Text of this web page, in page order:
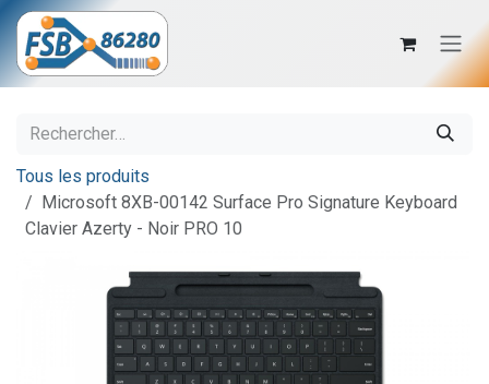
Se rendre au contenu
Tous les produits
Microsoft 8XB-00142 Surface Pro Signature Keyboard
Clavier Azerty - Noir PRO 10